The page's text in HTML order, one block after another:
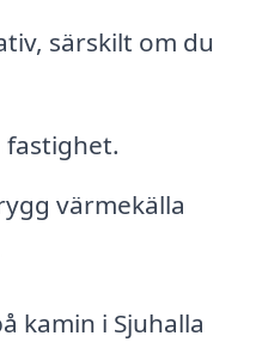
särskilt om du
fastighet.
värmekälla
kamin i Sjuhalla